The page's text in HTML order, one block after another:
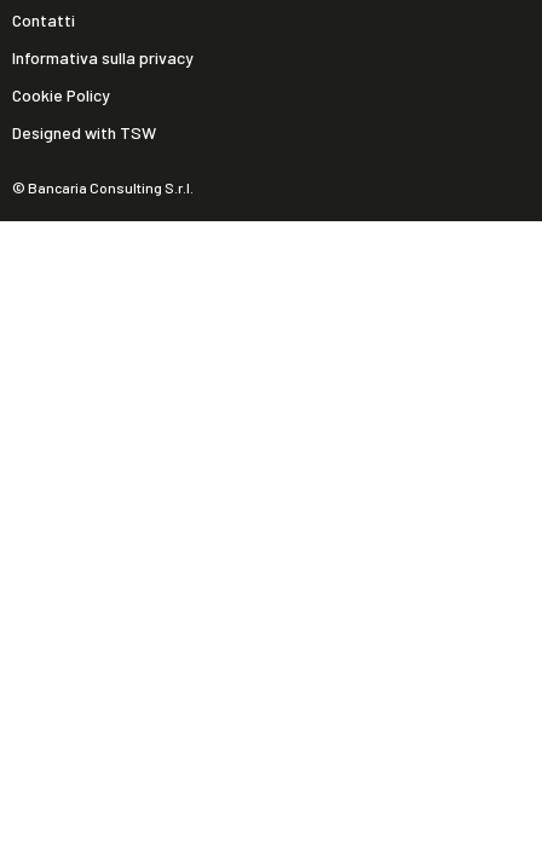
© Bancaria Consulting S.r.l.
Contatti
Informativa sulla privacy
Cookie Policy
Designed with TSW